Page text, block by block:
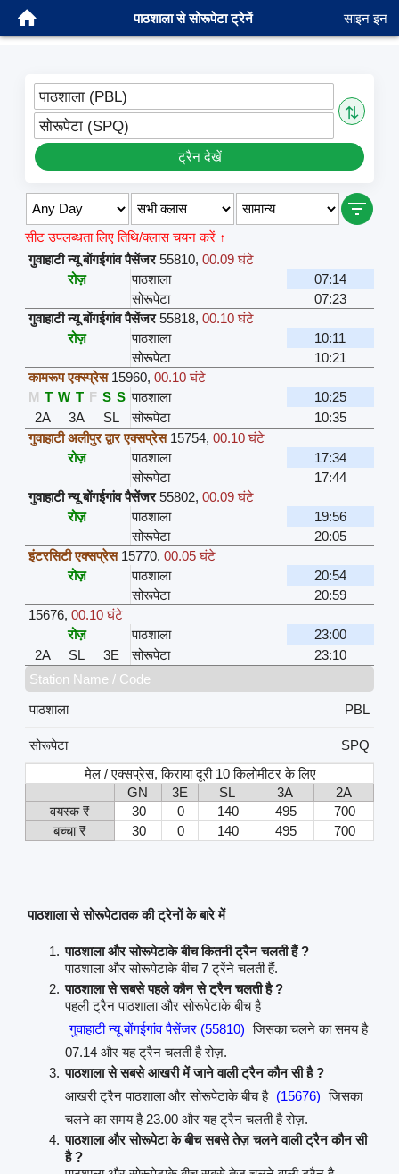
पाठशाला से सोरूपेटा ट्रेनें साइन इन
पाठशाला (PBL)
⇅
सोरूपेटा (SPQ)
ट्रैन देखें
सीट उपलब्धता लिए तिथि/क्लास चयन करें ↑
गुवाहाटी न्यू बोंगईगांव पैसेंजर 55810, 00.09 घंटे
रोज़
पाठशाला
07:14
सोरूपेटा
07:23
गुवाहाटी न्यू बोंगईगांव पैसेंजर55818, 00.10 घंटे
रोज़
पाठशाला
10:11
सोरूपेटा
10:21
कामरूप एक्स्प्रेस 15960, 00.10 घंटे
M T W T F S S पाठशाला
10:25
2A
3A SL सोरूपेटा
10:35
गुवाहाटी अलीपुर द्वार एक्सप्रेस 15754, 00.10 घंटे
रोज़
पाठशाला
17:34
सोरूपेटा
17:44
गुवाहाटी न्यू बोंगईगांव पैसेंजर 55802, 00.09 घंटे
रोज़
पाठशाला
19:56
सोरूपेटा
20:05
इंटरसिटी एक्सप्रेस 15770, 00.05 घंटे
रोज़
पाठशाला
20:54
सोरूपेटा
20:59
15676, 00.10 घंटे
रोज़
पाठशाला
23:00
2A
SL 3E सोरूपेटा
23:10
Station Name / Code
पाठशाला
PBL
सोरूपेटा
SPQ
मेल / एक्सप्रेस, किराया दूरी 10 किलोमीटर के लिए
GN
3E SL 3A
2A
वयस्क ₹
30 0 140 495
700
बच्चा ₹
30 0 140 495 700
पाठशाला से सोरूपेटातक की ट्रेनों के बारे में
पाठशाला और सोरूपेटाके बीच कितनी ट्रैन चलती हैं ?
पाठशाला और सोरूपेटाके बीच 7 ट्रेंने चलती हैं.
पाठशाला से सबसे पहले कौन से ट्रैन चलती है ?
पहली ट्रैन पाठशाला और सोरूपेटाके बीच है
गुवाहाटी न्यू बोंगईगांव पैसेंजर (55810) जिसका चलने का समय है
07.14 और यह ट्रैन चलती है रोज़.
पाठशाला से सबसे आखरी में जाने वाली ट्रैन कौन सी है ?
आखरी ट्रैन पाठशाला और सोरूपेटाके बीच है (15676) जिसका
चलने का समय है 23.00 और यह ट्रैन चलती है रोज़.
पाठशाला और सोरूपेटा के बीच सबसे तेज़ चलने वाली ट्रैन कौन सी
है ?